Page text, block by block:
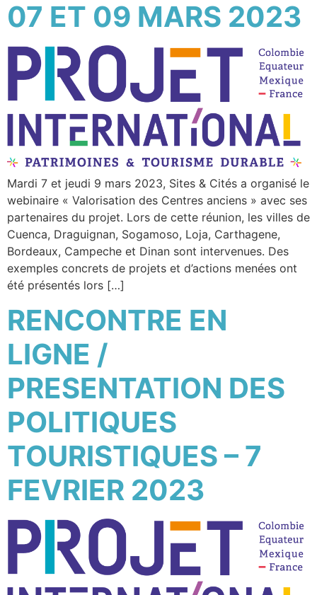
07 ET 09 MARS 2023
Mardi 7 et jeudi 9 mars 2023, Sites & Cités a organisé le
webinaire « Valorisation des Centres anciens » avec ses
partenaires du projet. Lors de cette réunion, les villes de
Cuenca, Draguignan, Sogamoso, Loja, Carthagene,
Bordeaux, Campeche et Dinan sont intervenues. Des
exemples concrets de projets et d’actions menées ont
été présentés lors […]
RENCONTRE EN
LIGNE /
PRESENTATION DES
POLITIQUES
TOURISTIQUES – 7
FEVRIER 2023